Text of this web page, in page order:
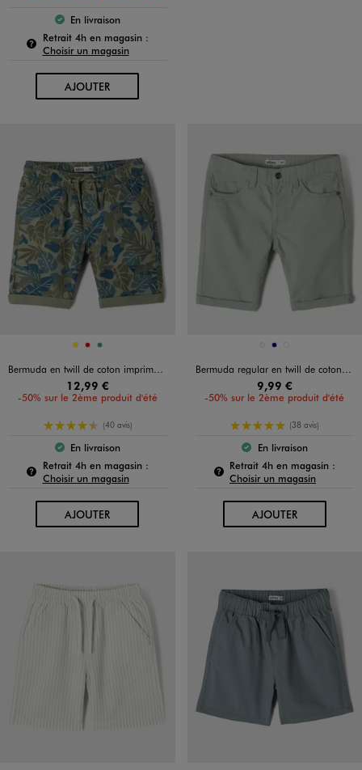
Le produit est disponible :
En livraison
Retrait 4h en magasin :Pour connaître la disponibilité de ce produit :
Choisir un magasin
AJOUTERAU PANIER
Disponible en 3 coloris
JAUNEROUGEVERT
Bermuda en twill de coton imprimé tropical garçon
12,99 €
-50% sur le 2ème produit d'été
4.5/5 de moyenne
(40 avis)
Le produit est disponible :
En livraison
Retrait 4h en magasin :Pour connaître la disponibilité de ce produit :
Choisir un magasin
AJOUTERAU PANIER
Disponible en 3 coloris
BEIGEMARINE
Bermuda regular en twill de coton à revers garçon
9,99 €
-50% sur le 2ème produit d'été
5/5 de moyenne
(38 avis)
Le produit est
En livraison
Retrait 4h en magasin :
Choisir un magasin
AJOUTERAU PANIER